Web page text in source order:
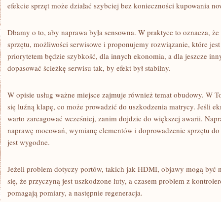
efekcie sprzęt może działać szybciej bez konieczności kupowania
Dbamy o to, aby naprawa była sensowna. W praktyce to oznacza,
sprzętu, możliwości serwisowe i proponujemy rozwiązanie, które
priorytetem będzie szybkość, dla innych ekonomia, a dla jeszcze
dopasować ścieżkę serwisu tak, by efekt był stabilny.
W opisie usług ważne miejsce zajmuje również temat obudowy. W
się luźną klapę, co może prowadzić do uszkodzenia matrycy. Jeśli
warto zareagować wcześniej, zanim dojdzie do większej awarii.
naprawę mocowań, wymianę elementów i doprowadzenie sprzętu
jest wygodne.
Jeżeli problem dotyczy portów, takich jak HDMI, objawy mogą być
się, że przyczyną jest uszkodzone luty, a czasem problem z
pomagają pomiary, a następnie regeneracja.